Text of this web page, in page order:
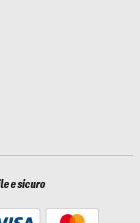
e sicuro